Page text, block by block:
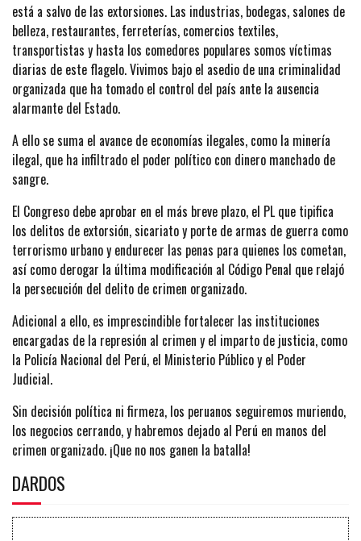
está a salvo de las extorsiones. Las industrias, bodegas, salones de
belleza, restaurantes, ferreterías, comercios textiles,
transportistas y hasta los comedores populares somos víctimas
diarias de este flagelo. Vivimos bajo el asedio de una criminalidad
organizada que ha tomado el control del país ante la ausencia
alarmante del Estado.
A ello se suma el avance de economías ilegales, como la minería
ilegal, que ha infiltrado el poder político con dinero manchado de
sangre.
El Congreso debe aprobar en el más breve plazo, el PL que tipifica
los delitos de extorsión, sicariato y porte de armas de guerra como
terrorismo urbano y endurecer las penas para quienes los cometan,
así como derogar la última modificación al Código Penal que relajó
la persecución del delito de crimen organizado.
Adicional a ello, es imprescindible fortalecer las instituciones
encargadas de la represión al crimen y el imparto de justicia, como
la Policía Nacional del Perú, el Ministerio Público y el Poder
Judicial.
Sin decisión política ni firmeza, los peruanos seguiremos muriendo,
los negocios cerrando, y habremos dejado al Perú en manos del
crimen organizado. ¡Que no nos ganen la batalla!
DARDOS